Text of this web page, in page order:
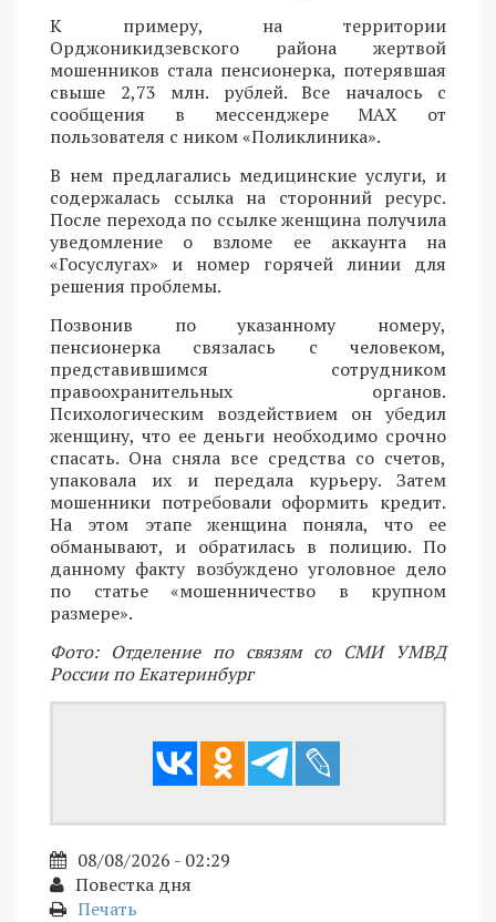
К примеру, на территории
Орджоникидзевского района жертвой
мошенников стала пенсионерка, потерявшая
свыше 2,73 млн. рублей. Все началось с
сообщения в мессенджере MAX от
пользователя с ником «Поликлиника».
В нем предлагались медицинские услуги, и
содержалась ссылка на сторонний ресурс.
После перехода по ссылке женщина получила
уведомление о взломе ее аккаунта на
«Госуслугах» и номер горячей линии для
решения проблемы.
Позвонив по указанному номеру,
пенсионерка связалась с человеком,
представившимся сотрудником
правоохранительных органов.
Психологическим воздействием он убедил
женщину, что ее деньги необходимо срочно
спасать. Она сняла все средства со счетов,
упаковала их и передала курьеру. Затем
мошенники потребовали оформить кредит.
На этом этапе женщина поняла, что ее
обманывают, и обратилась в полицию. По
данному факту возбуждено уголовное дело
по статье «мошенничество в крупном
размере».
Фото: Отделение по связям со СМИ УМВД
России по Екатеринбург
08/08/2026 - 02:29
Повестка дня
Печать